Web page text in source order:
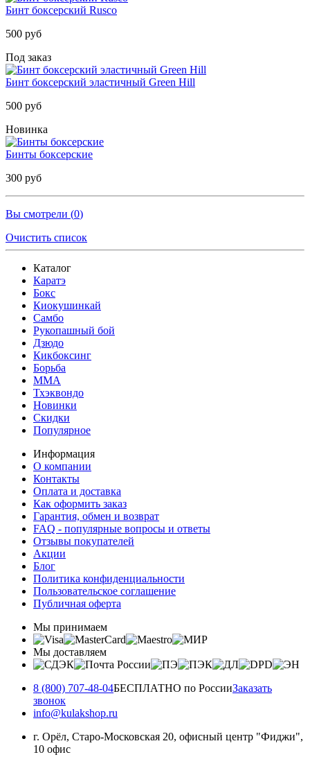
Бинт боксерский Rusco
500 руб
Под заказ
Бинт боксерский эластичный Green Hill
500 руб
Новинка
Бинты боксерские
300 руб
Вы смотрели (0)
Очистить список
Каталог
Каратэ
Бокс
Киокушинкай
Самбо
Рукопашный бой
Дзюдо
Кикбоксинг
Борьба
MMA
Тхэквондо
Новинки
Скидки
Популярное
Информация
О компании
Контакты
Оплата и доставка
Как оформить заказ
Гарантия, обмен и возврат
FAQ - популярные вопросы и ответы
Отзывы покупателей
Акции
Блог
Политика конфиденциальности
Пользовательское соглашение
Публичная оферта
Мы принимаем
Мы доставляем
8 (800) 707-48-04БЕСПЛАТНО по РоссииЗаказать
звонок
info@kulakshop.ru
г. Орёл, Старо-Московская 20, офисный центр "Фиджи",
10 офис